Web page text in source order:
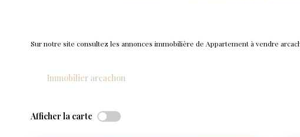
Sur notre site consultez les annonces immobilière de Appartement à vendre
Immobilier arcachon
Afficher la carte